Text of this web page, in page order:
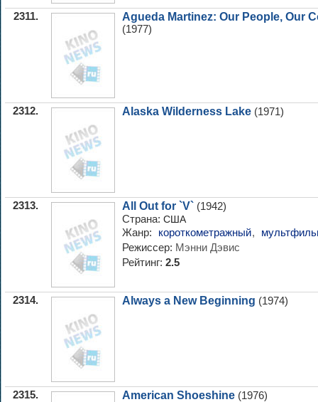
2311. Agueda Martinez: Our People, Our
(1977)
2312. Alaska Wilderness Lake (1971)
2313. All Out for `V` (1942)
Страна: США
Жанр: короткометражный,
Режиссер: Мэнни Дэвис
Рейтинг: 2.5
2314. Always a New Beginning (1974)
2315. American Shoeshine (1976)